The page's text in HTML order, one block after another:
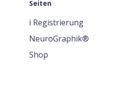
Seiten
ℹ️ Registrierung
NeuroGraphik®
Shop